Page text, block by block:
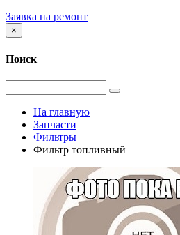
Заявка на ремонт
×
Поиск
На главную
Запчасти
Фильтры
Фильтр топливный